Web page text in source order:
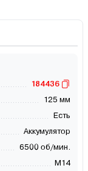
184436
125 мм
Есть
Аккумулятор
6500 об/мин.
М14